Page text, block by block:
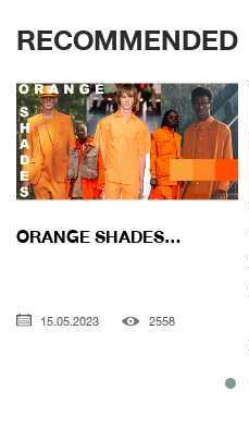
RECOMMENDED
ORANGE SHADES...
15.05.2023 2558